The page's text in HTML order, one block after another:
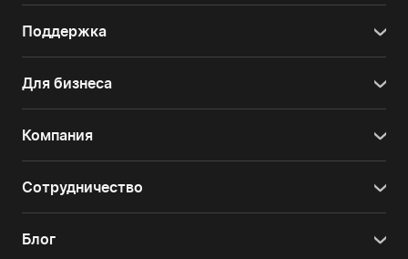
Поддержка
Для бизнеса
Компания
Сотрудничество
Блог